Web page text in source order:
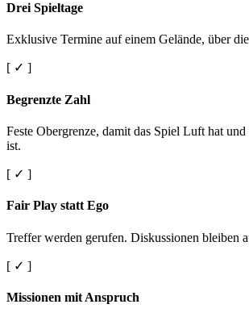
Drei Spieltage
Exklusive Termine auf einem Gelände, über
[ ✓ ]
Begrenzte Zahl
Feste Obergrenze, damit das Spiel Luft hat
ist.
[ ✓ ]
Fair Play statt Ego
Treffer werden gerufen. Diskussionen bleiben
[ ✓ ]
Missionen mit Anspruch